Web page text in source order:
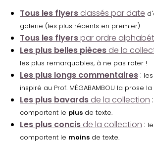
Tous les flyers classés par date
galerie (les plus récents en premier)
Tous les flyerspar ordre
Les plus belles pièces de la
les plus remarquables, à ne pas rater !
Les plus longs commentaires :
inspiré au Prof. MÉGABAMBOU la prose
Les plus bavards de la collection :
comportent le plus de texte.
Les plus concis de la collection :
comportent le moins de texte.